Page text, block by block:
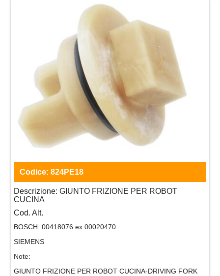
Codice: 824PE18
Descrizione: GIUNTO FRIZIONE PER ROBOT
CUCINA
Cod. Alt.
BOSCH: 00418076 ex 00020470
SIEMENS
Note:
GIUNTO FRIZIONE PER ROBOT CUCINA-DRIVING FORK